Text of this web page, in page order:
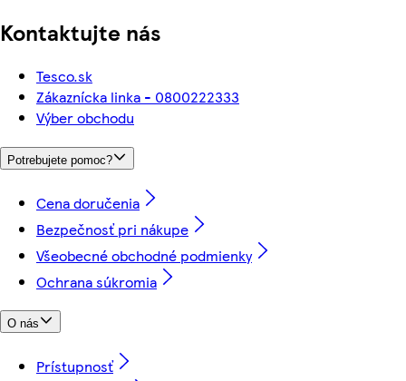
Kontaktujte nás
Tesco.sk
Zákaznícka linka - 0800222333
Výber obchodu
Potrebujete pomoc?
Cena doručenia
Bezpečnosť pri nákupe
Všeobecné obchodné podmienky
Ochrana súkromia
O nás
Prístupnosť